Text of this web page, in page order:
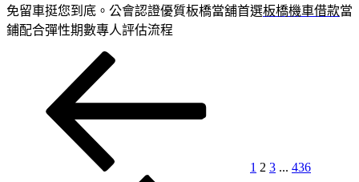
免留車挺您到底。公會認證優質板橋當舖首選板橋機車借款當
鋪配合彈性期數專人評估流程
1 2 3 ... 436